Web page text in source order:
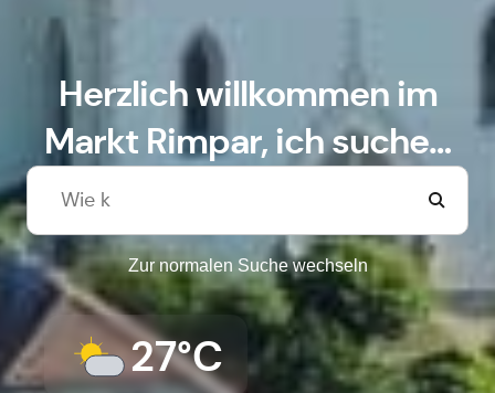
Herzlich willkommen im
Markt Rimpar, ich suche…
Zur normalen Suche wechseln
27°C